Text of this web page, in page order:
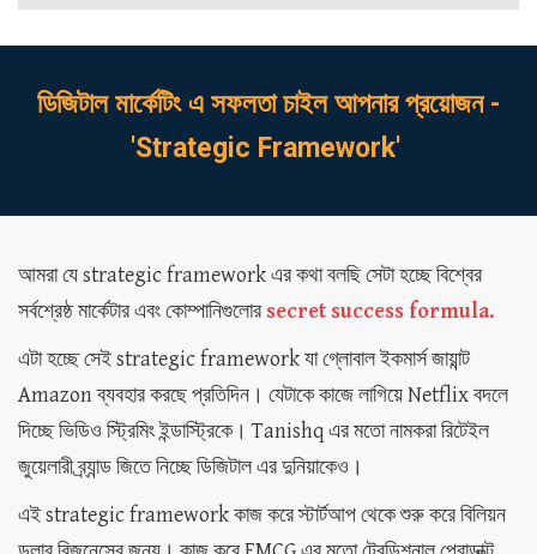
ডিজিটাল মার্কেটিং এ সফলতা চাইল আপনার প্রয়োজন -
'Strategic Framework'
আমরা যে strategic framework এর কথা বলছি সেটা হচ্ছে বিশ্বের
সর্বশ্রেষ্ঠ মার্কেটার এবং কোম্পানিগুলোর secret success formula.
এটা হচ্ছে সেই strategic framework যা গ্লোবাল ইকমার্স জায়ান্ট
Amazon ব্যবহার করছে প্রতিদিন। যেটাকে কাজে লাগিয়ে Netflix বদলে
দিচ্ছে ভিডিও স্ট্রিমিং ইন্ডাস্ট্রিকে। Tanishq এর মতো নামকরা রিটেইল
জুয়েলারী ব্র্যান্ড জিতে নিচ্ছে ডিজিটাল এর দুনিয়াকেও।
এই strategic framework কাজ করে স্টার্টআপ থেকে শুরু করে বিলিয়ন